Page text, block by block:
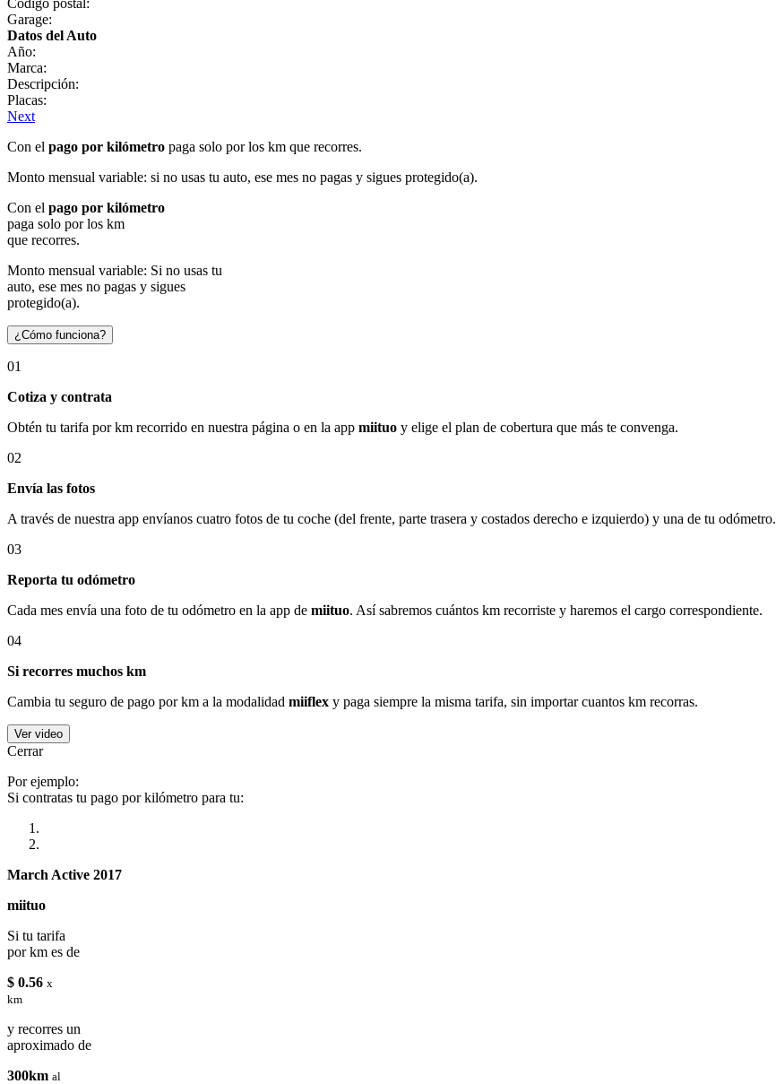
Garage:
Datos del Auto
Año:
Marca:
Descripción:
Placas:
Next
Con el pago por kilómetro paga solo por los km que recorres.
Monto mensual variable: si no usas tu auto, ese mes no pagas y sigues protegido(a).
Con el pago por kilómetro
paga solo por los km
que recorres.
Monto mensual variable: Si no usas tu
auto, ese mes no pagas y sigues
protegido(a).
¿Cómo funciona?
01
Cotiza y contrata
Obtén tu tarifa por km recorrido en nuestra página o en la app miituo y elige el plan de cobertura que más te convenga.
02
Envía las fotos
A través de nuestra app envíanos cuatro fotos de tu coche (del frente, parte trasera y costados derecho e izquierdo) y una de tu odómetro.
03
Reporta tu odómetro
Cada mes envía una foto de tu odómetro en la app de miituo. Así sabremos cuántos km recorriste y haremos el cargo correspondiente.
04
Si recorres muchos km
Cambia tu seguro de pago por km a la modalidad miiflex y paga siempre la misma tarifa, sin importar cuantos km recorras.
Ver video
Cerrar
Por ejemplo:
Si contratas tu pago por kilómetro para tu:
March Active 2017
miituo
Si tu tarifa
por km es de
$ 0.56 x
km
y recorres un
aproximado de
300km al